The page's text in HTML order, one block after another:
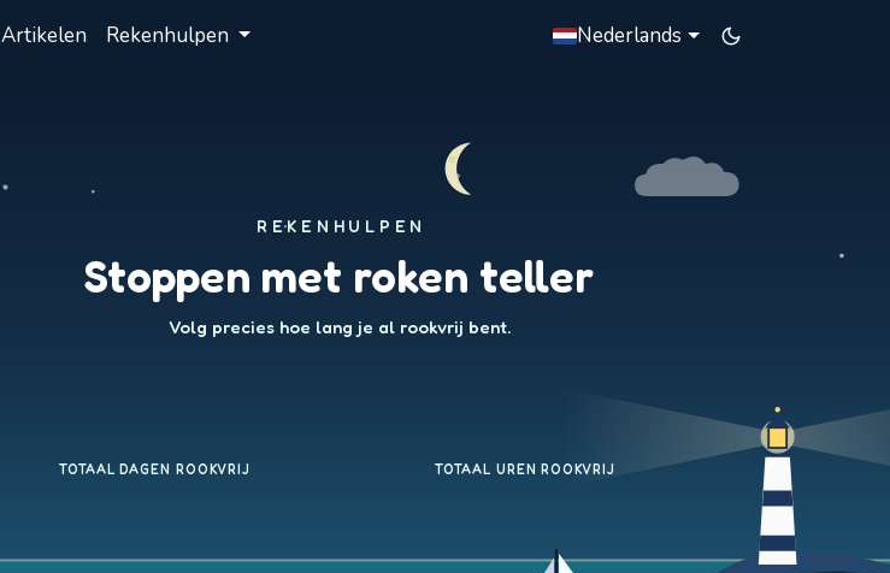
Artikelen Rekenhulpen Nederlands
REKENHULPEN
Stoppen met roken teller
Volg precies hoe lang je al rookvrij bent.
TOTAAL DAGEN ROOKVRIJ TOTAAL UREN ROOKVRIJ